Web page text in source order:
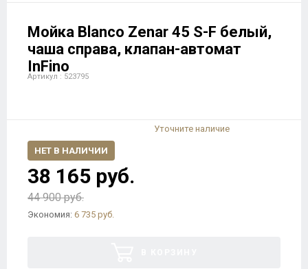
Мойка Blanco Zenar 45 S-F белый,
чаша справа, клапан-автомат
InFino
Артикул : 523795
Уточните наличие
НЕТ В НАЛИЧИИ
38 165 руб.
44 900 руб.
Экономия: 6 735 руб.